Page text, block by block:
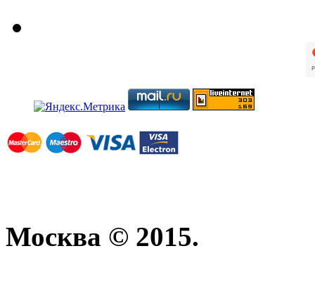
Москва © 2015.